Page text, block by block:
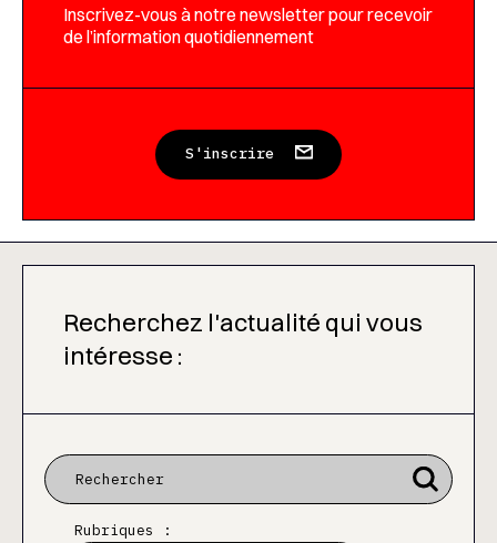
Inscrivez-vous à notre newsletter pour recevoir
de l’information quotidiennement
S'inscrire
Recherchez l'actualité qui vous
intéresse :
Rubriques :